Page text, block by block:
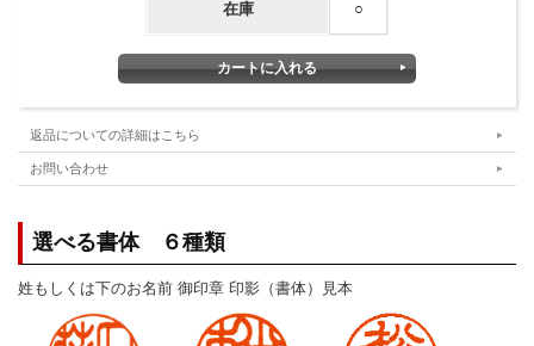
在庫 ○
返品についての詳細はこちら
お問い合わせ
選べる書体 ６種類
姓もしくは下のお名前 御印章 印影（書体）見本